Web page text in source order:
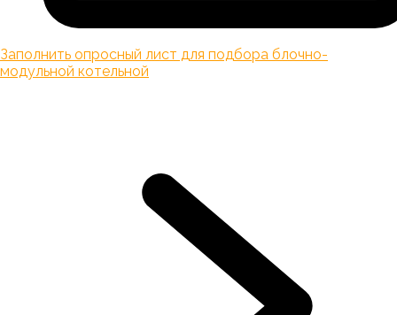
Заполнить опросный лист для подбора блочно-
модульной котельной